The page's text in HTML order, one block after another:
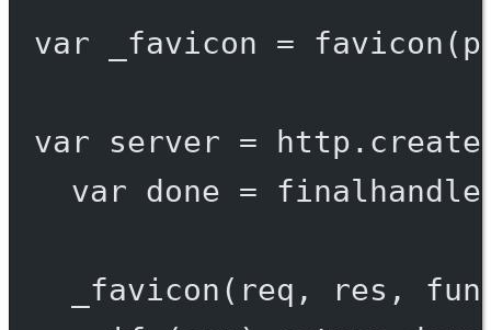
var _favicon = favicon
var server = http.
var done =
_favicon (req, res,